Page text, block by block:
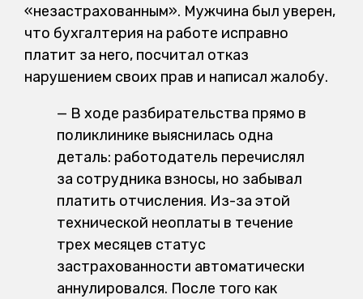
«незастрахованным». Мужчина был уверен,
что бухгалтерия на работе исправно
платит за него, посчитал отказ
нарушением своих прав и написал жалобу.
— В ходе разбирательства прямо в
поликлинике выяснилась одна
деталь: работодатель перечислял
за сотрудника взносы, но забывал
платить отчисления. Из-за этой
технической неоплаты в течение
трех месяцев статус
застрахованности автоматически
аннулировался. После того как